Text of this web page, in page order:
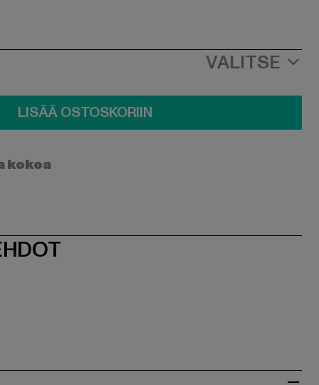
VALITSE
LISÄÄ OSTOSKORIIN
kokoa